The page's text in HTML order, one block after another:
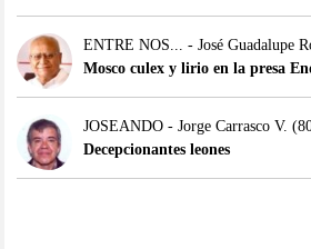
ENTRE NOS... - José Guadalupe
Mosco culex y lirio en la presa
JOSEANDO - Jorge Carrasco V.
Decepcionantes leones